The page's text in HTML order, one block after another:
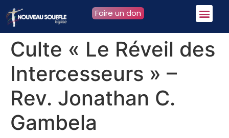
Faire un don
Culte « Le Réveil des
Intercesseurs » –
Rev. Jonathan C.
Gambela